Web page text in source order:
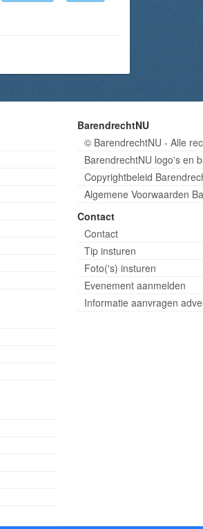
BarendrechtNU
© BarendrechtNU - Alle
BarendrechtNU logo's en
Copyrightbeleid
Algemene Voorwaarden
Contact
Contact
Tip insturen
Foto('s) insturen
Evenement aanmelden
Informatie aanvragen